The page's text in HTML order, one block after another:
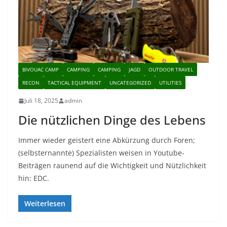
BIVOUAC CAMP CAMPING CAMPING JAGD
OUTDOOR TRAVEL
RECON
TACTICAL EQUIPMENT UNCATEGORIZED UTILITIES
Juli 18, 2025 admin
Die nützlichen Dinge des Lebens
Immer wieder geistert eine Abkürzung durch Foren;
(selbsternannte) Spezialisten weisen in Youtube-
Beiträgen raunend auf die Wichtigkeit und Nützlichkeit
hin: EDC.
Weiterlesen